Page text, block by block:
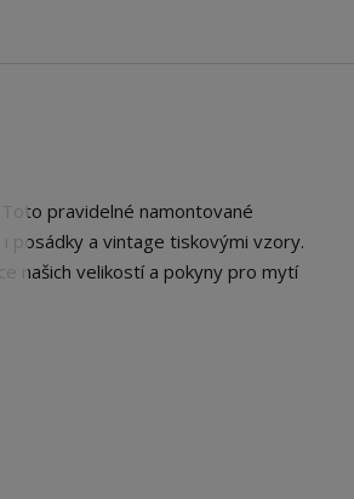
pravidelné namontované
posádky a vintage tiskovými vzory.
našich velikostí a pokyny pro mytí